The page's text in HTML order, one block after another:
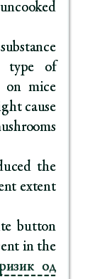
type of
on mice
cause
the
extent
button
in the
ризик од